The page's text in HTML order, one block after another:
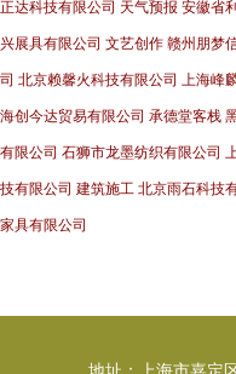
正达科技有限公司 天气预报 安徽省
兴展具有限公司 文艺创作 赣州朋梦
司 北京赖馨火科技有限公司 上海峰
海创今达贸易有限公司 承德堂客栈
有限公司 石狮市龙墨纺织有限公司
技有限公司 建筑施工 北京雨石科技
家具有限公司